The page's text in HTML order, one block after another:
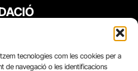
tecnologies com les cookies per a
de navegació o les identificacions